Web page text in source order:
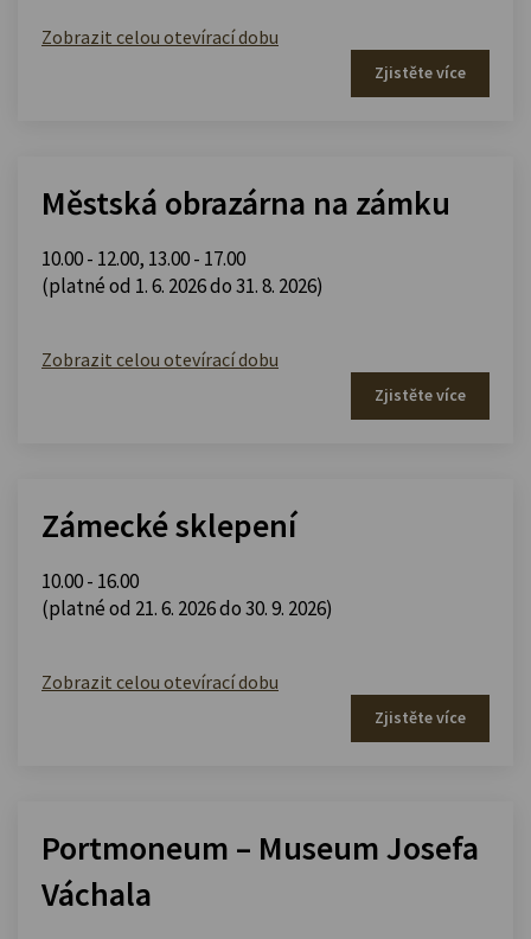
Zobrazit celou otevírací dobu
Zjistěte více
Městská obrazárna na zámku
10.00 - 12.00, 13.00 - 17.00
(platné od 1. 6. 2026 do 31. 8. 2026)
Zobrazit celou otevírací dobu
Zjistěte více
Zámecké sklepení
10.00 - 16.00
(platné od 21. 6. 2026 do 30. 9. 2026)
Zobrazit celou otevírací dobu
Zjistěte více
Portmoneum – Museum Josefa
Váchala